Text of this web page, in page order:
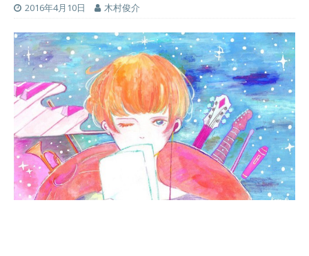
2016年4月10日 木村俊介